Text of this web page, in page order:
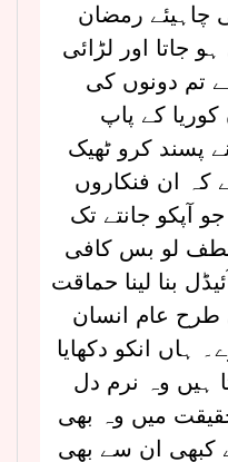
چاہیئے رمضان
جاتا اور لڑائی
تم دونوں کی
کے پاپ
پسند کرو ٹھیک
کہ ان فنکاروں
جو آپکو جانتے تک
لو بس کافی
بنا لینا حماقت
طرح عام انسان
ہاں انکو دکھایا
ہیں وہ نرم دل
میں وہ بھی
کبھی ان سے بھی